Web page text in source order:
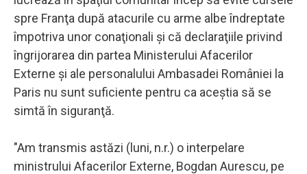
spre Franţa după atacurile cu arme albe îndreptate
împotriva unor conaţionali şi că declaraţiile privind
îngrijorarea din partea Ministerului Afacerilor
Externe şi ale personalului Ambasadei României la
Paris nu sunt suficiente pentru ca aceştia să se
simtă în siguranţă.
"Am transmis astăzi (luni, n.r.) o interpelare
ministrului Afacerilor Externe, Bogdan Aurescu, pe